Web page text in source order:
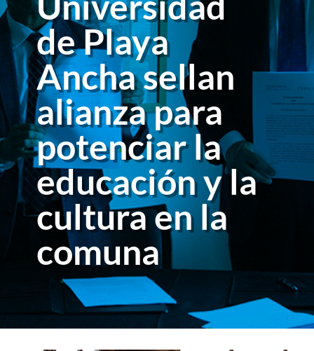
de Playa
Ancha sellan
alianza para
potenciar la
educación y la
cultura en la
comuna